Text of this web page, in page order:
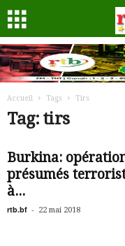
Accueil Tags Tirs
Tag: tirs
Burkina:
présumés
à...
rtb.bf - 22 mai 2018